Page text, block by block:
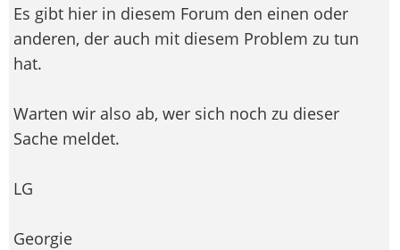
Es gibt hier in diesem Forum den einen oder
anderen, der auch mit diesem Problem zu tun
hat.
Warten wir also ab, wer sich noch zu dieser
Sache meldet.
LG
Georgie